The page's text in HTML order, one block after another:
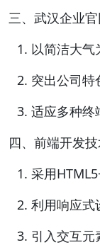
三、武汉企业
以简洁大气
突出公司特
适应多种终
四、前端开发
采用
利用响应式
引入交互元